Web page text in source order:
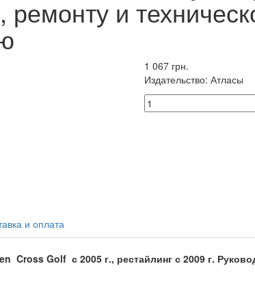
ремонту и
1 067 грн.
Издательство: Атласы
и оплата
Cross Golf с 2005 г., рестайлингс 2009 г.